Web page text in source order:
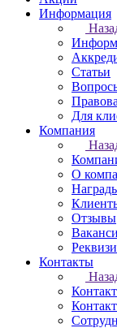
Информация
Статьи
Для
Компания
О
Отзывы
Контакты